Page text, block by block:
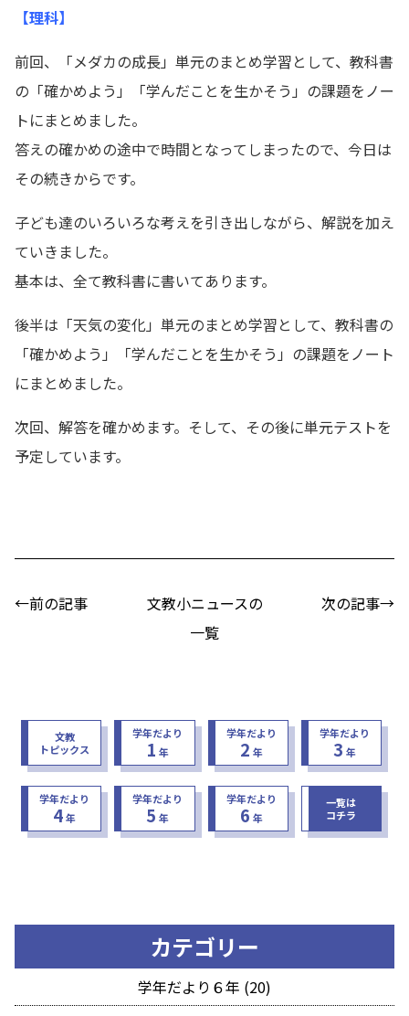
【理科】
前回、「メダカの成長」単元のまとめ学習として、教科書
の「確かめよう」「学んだことを生かそう」の課題をノー
トにまとめました。
答えの確かめの途中で時間となってしまったので、今日は
その続きからです。
子ども達のいろいろな考えを引き出しながら、解説を加え
ていきました。
基本は、全て教科書に書いてあります。
後半は「天気の変化」単元のまとめ学習として、教科書の
「確かめよう」「学んだことを生かそう」の課題をノート
にまとめました。
次回、解答を確かめます。そして、その後に単元テストを
予定しています。
←前の記事
文教小ニュースの
一覧
次の記事→
文教
トピックス
学年だより
1 年
学年だより
2 年
学年だより
3 年
学年だより
4年
学年だより
5 年
学年だより
6 年
一覧は
コチラ
カテゴリー
学年だより６年 (20)